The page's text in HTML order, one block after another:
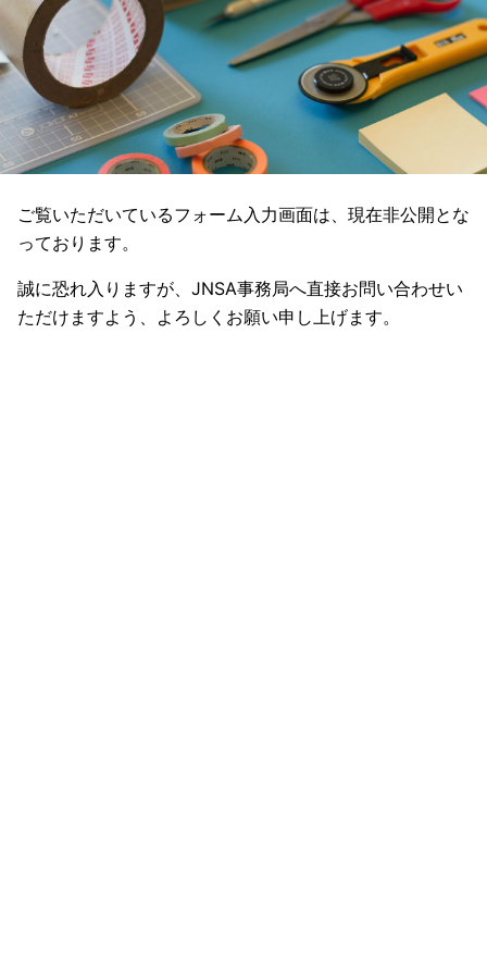
ご覧いただいているフォーム入力画面は、現在非公開とな
っております。
誠に恐れ入りますが、JNSA事務局へ直接お問い合わせい
ただけますよう、よろしくお願い申し上げます。